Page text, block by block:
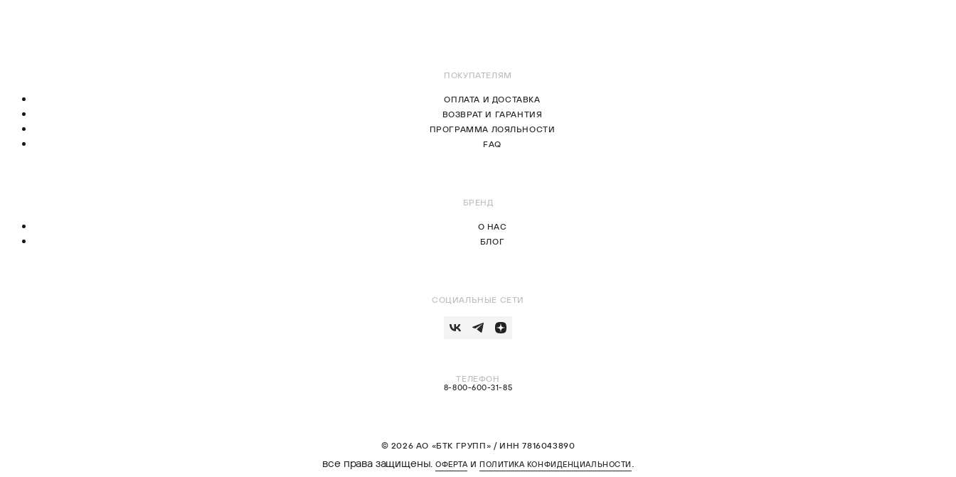
СОЦИАЛЬНЫЕ СЕТИ
ТЕЛЕФОН
8-800-600-31-85
ПОКУПАТЕЛЯМ
ОПЛАТА И ДОСТАВКА
ВОЗВРАТ И ГАРАНТИЯ
ПРОГРАММА ЛОЯЛЬНОСТИ
FAQ
БРЕНД
О НАС
БЛОГ
© 2026 АО «БТК ГРУПП» / ИНН 7816043890
все права защищены.ОФЕРТА и ПОЛИТИКА КОНФИДЕНЦИАЛЬНОСТИ